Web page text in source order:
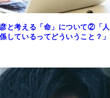
と考える「命」について②「人
しているってどういうこと？」